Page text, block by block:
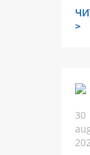
>
30